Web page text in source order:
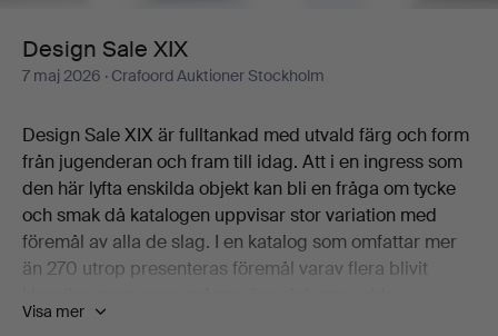
Design Sale XIX
7 maj 2026 · Crafoord Auktioner Stockholm
Design Sale XIX är fulltankad med utvald färg och form
från jugenderan och fram till idag. Att i en ingress som
den här lyfta enskilda objekt kan bli en fråga om tycke
och smak då katalogen uppvisar stor variation med
föremål av alla de slag. I en katalog som omfattar mer
än 270 utrop presenteras föremål varav flera blivit
exemplar som man får svårt att finna två av.
Visa mer